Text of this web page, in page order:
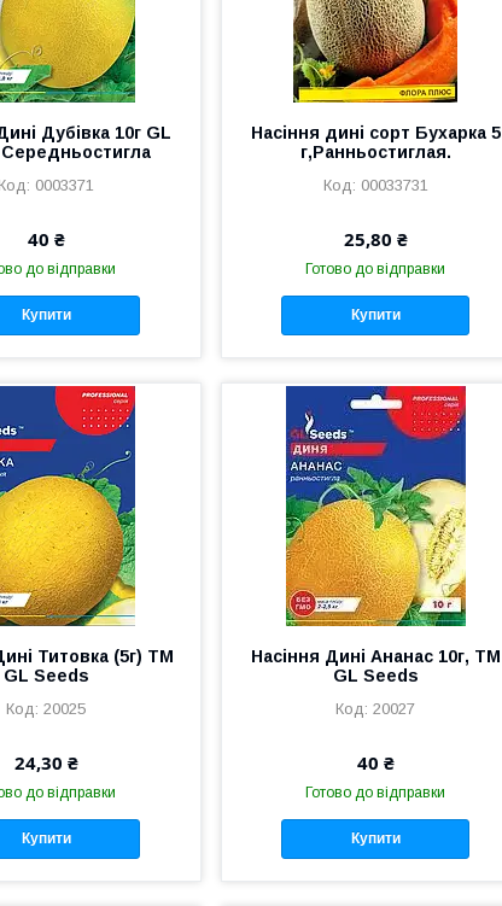
Дубiвка 10г GL
0003371
40 ₴
до відправки
Купити
Насіння дині сорт Бухарка 5
г,Ранньостиглая.
00033731
25,80 ₴
Готово до відправки
Купити
Титовка (5г) TM
GL Seeds
20025
24,30 ₴
до відправки
Купити
Насіння Дині Ананас 10г, TM
GL Seeds
20027
40 ₴
Готово до відправки
Купити